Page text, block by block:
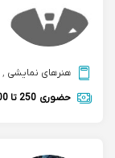
هنرهای نمایشی ,
حضوری 250 تا 300 هزارتومان